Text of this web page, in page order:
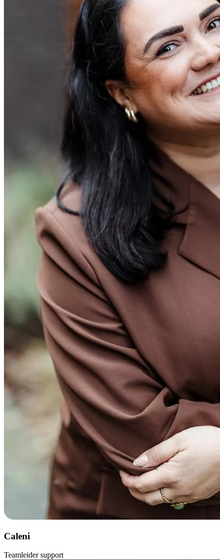
Caleni
Teamleider support